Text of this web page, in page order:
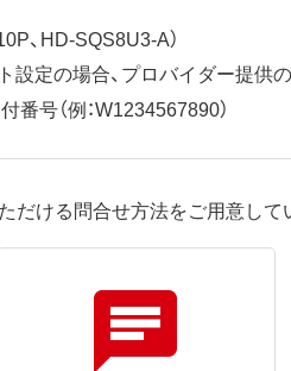
、HD-SQS8U3-A）
設定の場合、プロバイダー提
号（例：W1234567890）
ける問合せ方法をご用意して